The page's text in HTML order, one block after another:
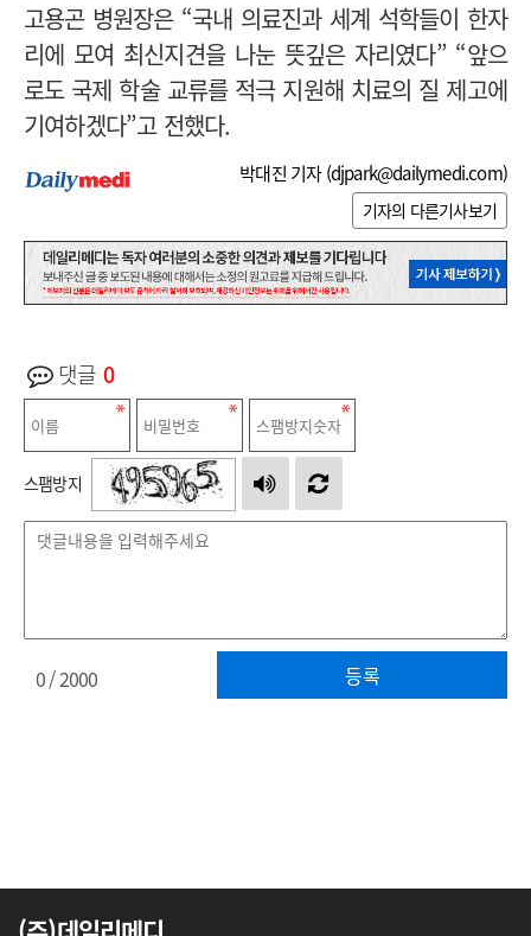
고용곤 병원장은 “국내 의료진과 세계 석학들이 한자
리에 모여 최신지견을 나눈 뜻깊은 자리였다” “앞으
로도 국제 학술 교류를 적극 지원해 치료의 질 제고에
기여하겠다”고 전했다.
박대진 기자 (djpark@dailymedi.com)
기자의 다른기사보기
댓글 0
스팸방지
등록
0/ 2000